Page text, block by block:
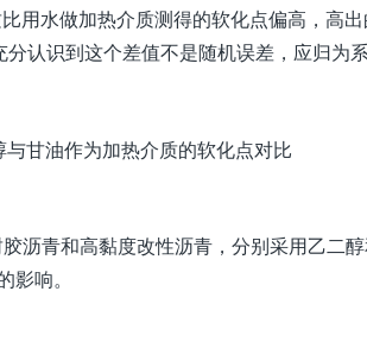
用水做加热介质测得的软化点偏高，高
认识到这个差值不是随机误差，应归为系
与甘油作为加热介质的软化点对比
沥青和高黏度改性沥青，分别采用乙二
响。